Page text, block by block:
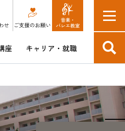
座 キャリア・就職
成果
領域
ーCD販売
のアンケート